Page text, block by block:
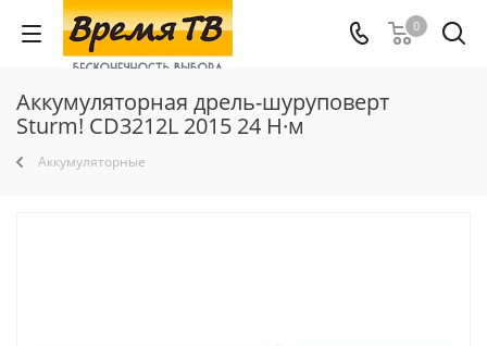
0
Аккумуляторная дрель-шуруповерт
Sturm! CD3212L 2015 24 Н·м
Аккумуляторные